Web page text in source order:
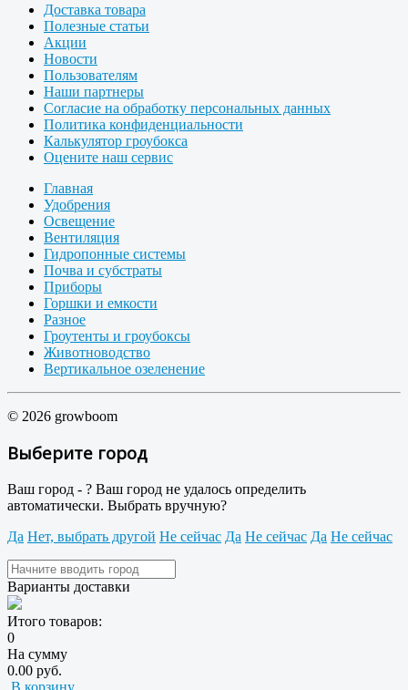
Доставка товара
Полезные статьи
Акции
Новости
Пользователям
Наши партнеры
Согласие на обработку персональных данных
Политика конфиденциальности
Калькулятор гроубокса
Оцените наш сервис
Главная
Удобрения
Освещение
Вентиляция
Гидропонные системы
Почва и субстраты
Приборы
Горшки и емкости
Разное
Гроутенты и гроубоксы
Животноводство
Вертикальное озеленение
© 2026 growboom
Выберите город
Ваш город - ? Ваш город не удалось определить
автоматически. Выбрать вручную?
Да Нет, выбрать другой Не сейчас Да Не сейчас Да Не сейчас
Варианты доставки
Итого товаров:
0
На сумму
0.00 руб.